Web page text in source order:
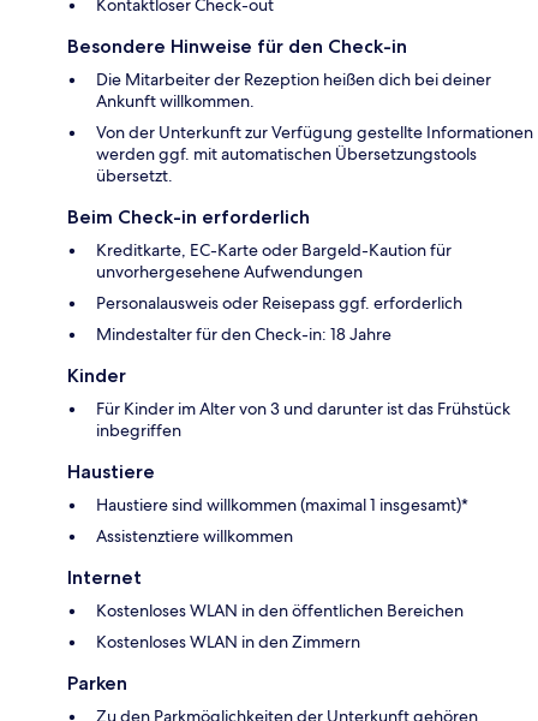
Kontaktloser Check-out
Besondere Hinweise für den Check-in
Die Mitarbeiter der Rezeption heißen dich bei deiner
Ankunft willkommen.
Von der Unterkunft zur Verfügung gestellte Informationen
werden ggf. mit automatischen Übersetzungstools
übersetzt.
Beim Check-in erforderlich
Kreditkarte, EC-Karte oder Bargeld-Kaution für
unvorhergesehene Aufwendungen
Personalausweis oder Reisepass ggf. erforderlich
Mindestalter für den Check-in: 18 Jahre
Kinder
Für Kinder im Alter von 3 und darunter ist das Frühstück
inbegriffen
Haustiere
Haustiere sind willkommen (maximal 1 insgesamt)*
Assistenztiere willkommen
Internet
Kostenloses WLAN in den öffentlichen Bereichen
Kostenloses WLAN in den Zimmern
Parken
Zu den Parkmöglichkeiten der Unterkunft gehören